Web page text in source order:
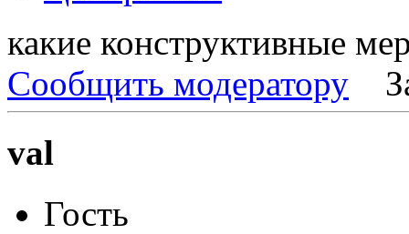
какие конструктивные
Сообщить модератору
val
Гость